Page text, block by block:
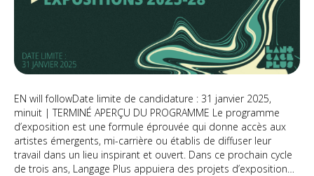
EN will followDate limite de candidature : 31 janvier 2025,
minuit | TERMINÉ APERÇU DU PROGRAMME Le programme
d’exposition est une formule éprouvée qui donne accès aux
artistes émergents, mi-carrière ou établis de diffuser leur
travail dans un lieu inspirant et ouvert. Dans ce prochain cycle
de trois ans, Langage Plus appuiera des projets d’exposition…